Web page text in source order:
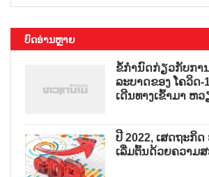
ບົດອ່ານຫຼາຍ
ຂໍ້ກຳນົດກ່ຽວກັບກາ
ລະບາດຂອງ ໂຄວິດ-
ເດີນທາງເຂົ້າມາ ຫ
ປີ 2022, ເສດຖະກິ
ເລີ່ມຕົ້ນດ້ວຍຄວາມ